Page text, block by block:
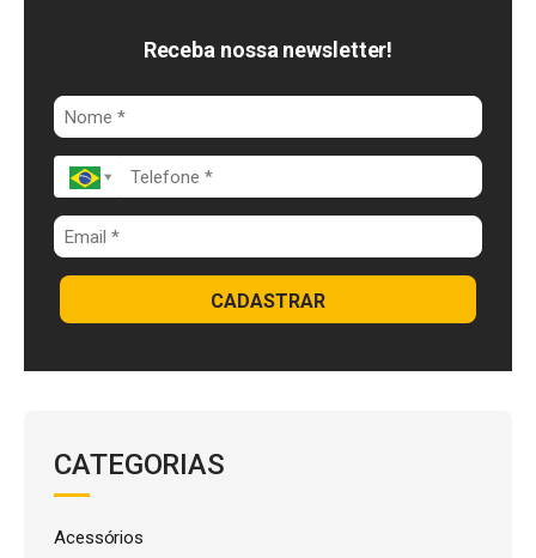
o
o
k
I
n
A
p
p
Receba nossa newsletter!
CADASTRAR
CATEGORIAS
Acessórios